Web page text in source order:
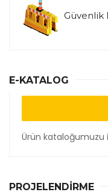
Güvenlik
E-KATALOG
Ürün kataloğumuzu
PROJELENDIRME